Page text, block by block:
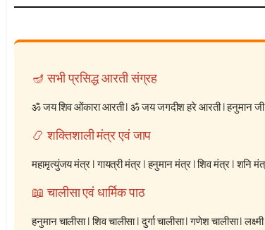
🪔 सभी प्रसिद्ध आरती संग्रह
ॐ जय शिव ओंकारा आरती|ॐ जय जगदीश हरे आरती|हनुमान
📿 शक्तिशाली मंत्र एवं जाप
महामृत्युंजय मंत्र|गायत्री मंत्र|हनुमान मंत्र|शिव मंत्र|शनि
📖 चालीसा एवं धार्मिक पाठ
हनुमान चालीसा|शिव चालीसा|दुर्गा चालीसा|गणेश चालीसा|